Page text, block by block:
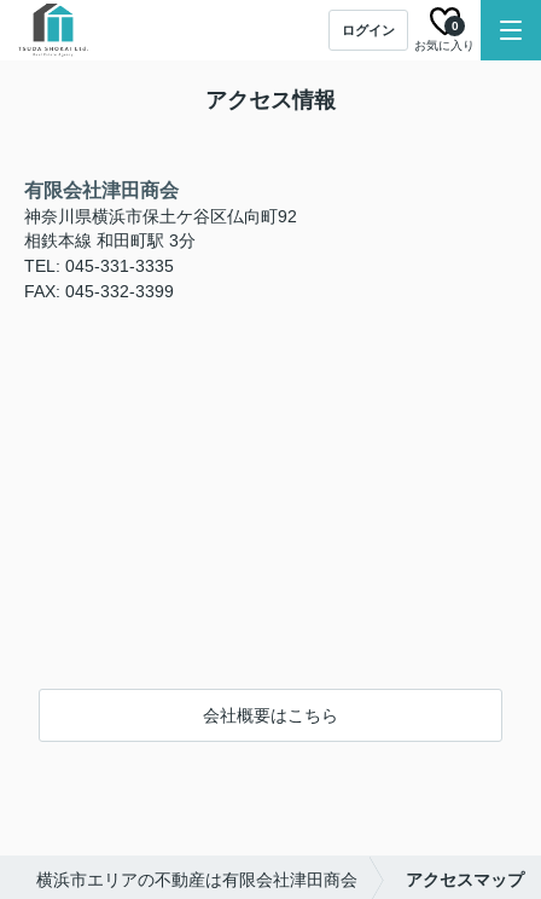
ログイン
お気に入り
0
アクセス情報
有限会社津田商会
神奈川県横浜市保土ケ谷区仏向町92
相鉄本線 和田町駅 3分
TEL: 045-331-3335
FAX: 045-332-3399
会社概要はこちら
横浜市エリアの不動産は有限会社津田商会 アクセスマップ